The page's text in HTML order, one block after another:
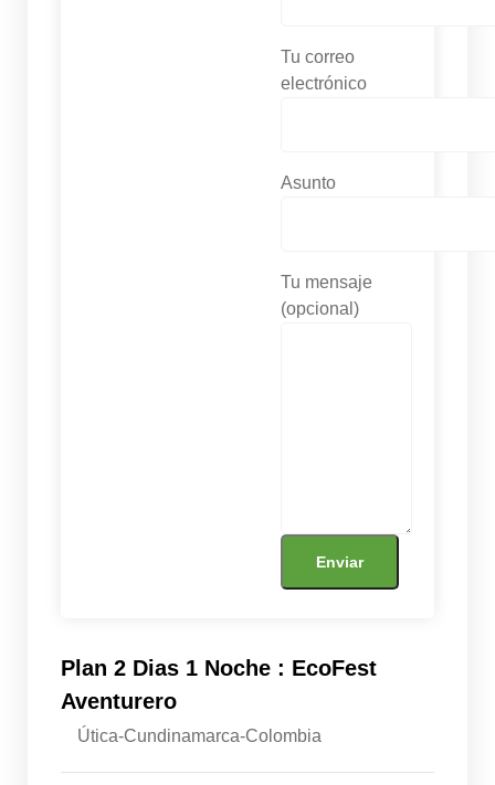
Tu correo
electrónico
Asunto
Tu mensaje
(opcional)
Plan 2 Dias 1 Noche : EcoFest
Aventurero
Útica-Cundinamarca-Colombia